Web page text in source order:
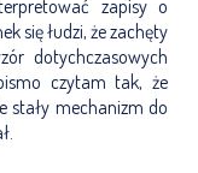
zapisy o
się łudzi, że zachęty
dotychczasowych
czytam tak, że
stały mechanizm do